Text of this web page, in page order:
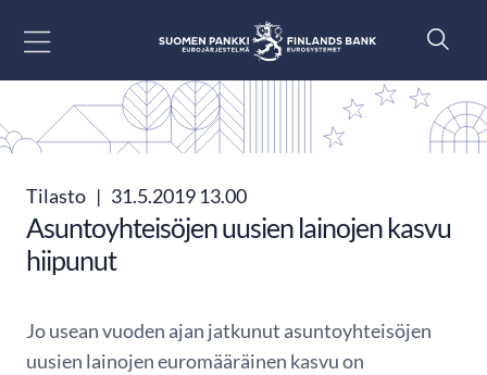
Tilasto | 31.5.2019 13.00
Asuntoyhteisöjen uusien lainojen kasvu
hiipunut
Jo usean vuoden ajan jatkunut asuntoyhteisöjen
uusien lainojen euromääräinen kasvu on